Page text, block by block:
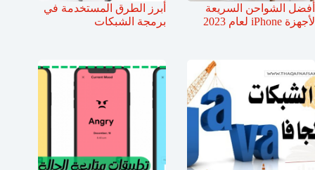
أفضل الشواحن السريعة
لأجهزة iPhone لعام 2023
أبرز الطرق المستخدمة في
برمجة الشبكات